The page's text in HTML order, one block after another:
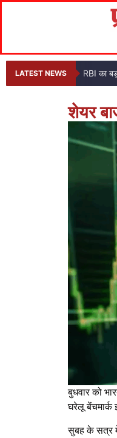
LATEST NEWS RBI का
शेयर
बुधवार को
घरेलू बेंचमार्क
सुबह के सत्र